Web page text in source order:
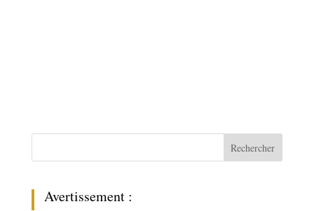
Rechercher
Avertissement :